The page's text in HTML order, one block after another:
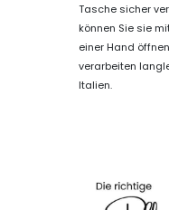
Tasche sicher
können Sie sie
einer Hand
verarbeiten
Italien.